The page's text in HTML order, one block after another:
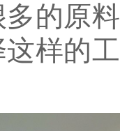
的原
样的